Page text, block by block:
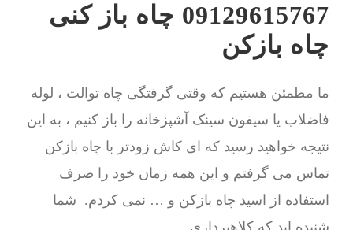
09129615767 چاه باز کنی
چاه بازکن
ما مطمئن هستیم که وقتی گرفتگی چاه توالت ، لوله
فاضلاب یا سیفون سینک آشپزخانه را باز کنیم ، به این
نتیجه خواهید رسید که ای کاش زودتر با چاه بازکن
تماس می گرفتم و این همه زمان خود را صرف
استفاده از اسید چاه بازکن و … نمی کردم. شما
شنیده اید که کلاهبرداری...